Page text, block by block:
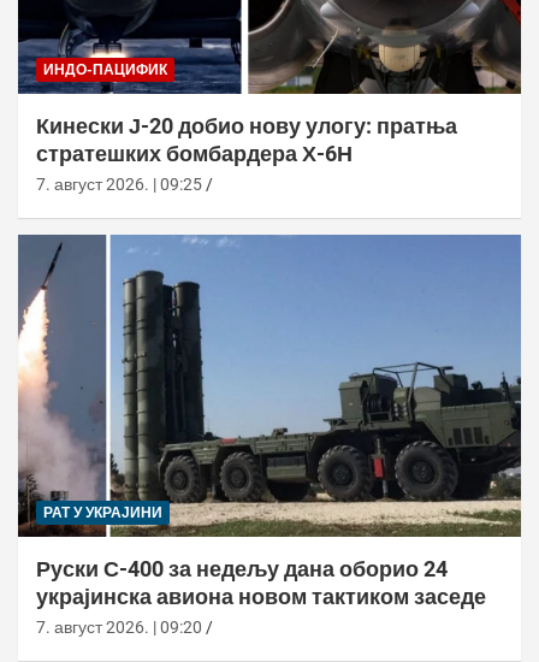
ИНДО-ПАЦИФИК
Кинески Ј-20 добио нову улогу: пратња
стратешких бомбардера Х-6Н
7. август 2026. | 09:25
РАТ У УКРАЈИНИ
Руски С-400 за недељу дана оборио 24
украјинска авиона новом тактиком заседе
7. август 2026. | 09:20